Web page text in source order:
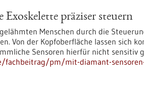
präziser steuern
Menschen durch die
Von der Kopfoberfläche lassen sich
Sensoren hierfür nicht sensitiv
pm/mit-diamant-